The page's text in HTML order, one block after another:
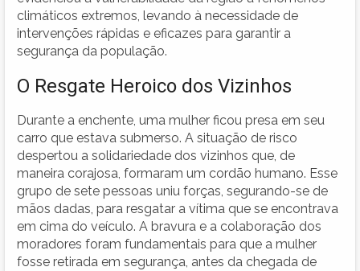
climáticos extremos, levando à necessidade de
intervenções rápidas e eficazes para garantir a
segurança da população.
O Resgate Heroico dos Vizinhos
Durante a enchente, uma mulher ficou presa em seu
carro que estava submerso. A situação de risco
despertou a solidariedade dos vizinhos que, de
maneira corajosa, formaram um cordão humano. Esse
grupo de sete pessoas uniu forças, segurando-se de
mãos dadas, para resgatar a vítima que se encontrava
em cima do veículo. A bravura e a colaboração dos
moradores foram fundamentais para que a mulher
fosse retirada em segurança, antes da chegada de